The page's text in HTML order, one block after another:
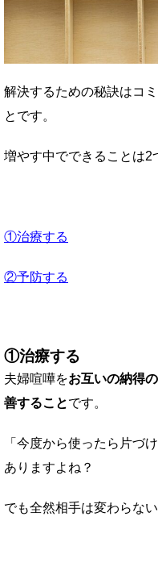
解決するための秘訣はコ
とです。
増やす中でできることは2
①治療する
②予防する
①治療する
夫婦喧嘩をお互いの納得
善することです。
「今度から使ったら片づ
ありますよね？
でも全然相手は変わらな